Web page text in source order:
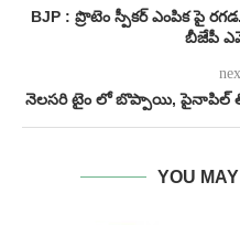
BJP : ప్రొటెం స్పీకర్‌ ఎంపిక పై
బీజేపీ
నెలసరి టైం లో బొప్పాయి, పైనాపిల్
YOU